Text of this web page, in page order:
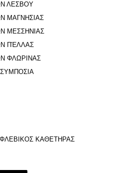
ΛΕΣΒΟΥ
ΜΑΓΝΗΣΙΑΣ
ΜΕΣΣΗΝΙΑΣ
ΠΈΛΛΑΣ
ΦΛΩΡΙΝΑΣ
ΚΑΘΕΤΗΡΑΣ